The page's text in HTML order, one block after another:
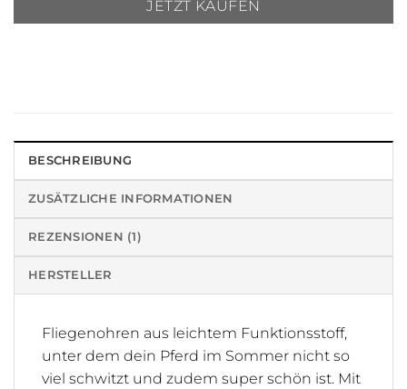
JETZT KAUFEN
BESCHREIBUNG
ZUSÄTZLICHE INFORMATIONEN
REZENSIONEN (1)
HERSTELLER
Fliegenohren aus leichtem Funktionsstoff,
unter dem dein Pferd im Sommer nicht so
viel schwitzt und zudem super schön ist. Mit